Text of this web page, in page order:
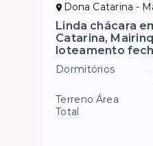
Dona Catarina -
Linda chácara
Catarina,
loteamento
Dormitórios
Terreno Área
Total